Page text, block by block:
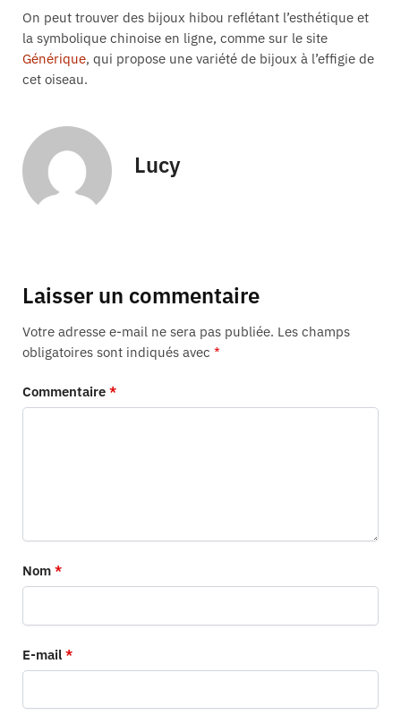
On peut trouver des bijoux hibou reflétant l’esthétique et
la symbolique chinoise en ligne, comme sur le site
Générique, qui propose une variété de bijoux à l’effigie de
cet oiseau.
Lucy
Laisser un commentaire
Votre adresse e-mail ne sera pas publiée. Les champs
obligatoires sont indiqués avec *
Commentaire *
Nom *
E-mail *